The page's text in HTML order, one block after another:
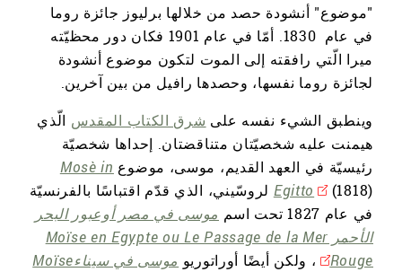
"موضوع" أنشودة حصد من خلالها برليوز جائزة روما
في عام 1830. أمّا في عام 1901 فكان دور محظيّته
ميرا الّتي رافقته إلى الموت لتكون موضوع أنشودة
لجائزة روما نفسها، وحصدها رافيل من بين آخرين.
وينطبق الشيء نفسه على شرق الكتاب المقدس الّذي
هيمنت عليه شخصيّتان متناقضتان. إحداها شخصيّة
رئيسيّة في العهد القديم، موسى، موضوع Mosè in
Egitto(1818) لروسّيني، الذي قدّم اقتباسًا بالفرنسيّة
في عام 1827 تحت اسم
موسى في مصر أوعبور البحر
الأحمر Moïse en Egypte ou Le Passage de la Mer
Rouge
، ولكن أيضًا أوراتوريو
موسى في سيناءMoïse